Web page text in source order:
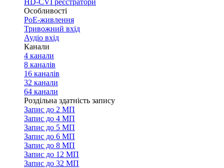
HD-CVI реєстратори
Особливості
PoE-живлення
Тривожний вхід
Аудіо вхід
Канали
4 канали
8 каналів
16 каналів
32 канали
64 канали
Роздільна здатність запису
Запис до 2 МП
Запис до 4 МП
Запис до 5 МП
Запис до 6 МП
Запис до 8 МП
Запис до 12 МП
Запис до 32 МП